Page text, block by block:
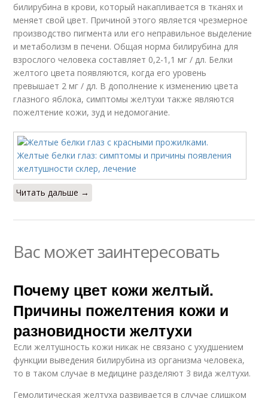
билирубина в крови, который накапливается в тканях и
меняет свой цвет. Причиной этого является чрезмерное
производство пигмента или его неправильное выделение
и метаболизм в печени. Общая норма билирубина для
взрослого человека составляет 0,2-1,1 мг / дл. Белки
желтого цвета появляются, когда его уровень
превышает 2 мг / дл. В дополнение к изменению цвета
глазного яблока, симптомы желтухи также являются
пожелтение кожи, зуд и недомогание.
Читать дальше →
Вас может заинтересовать
Почему цвет кожи желтый.
Причины пожелтения кожи и
разновидности желтухи
Если желтушность кожи никак не связано с ухудшением
функции выведения билирубина из организма человека,
то в таком случае в медицине разделяют 3 вида желтухи.
Гемолитическая желтуха развивается в случае слишком